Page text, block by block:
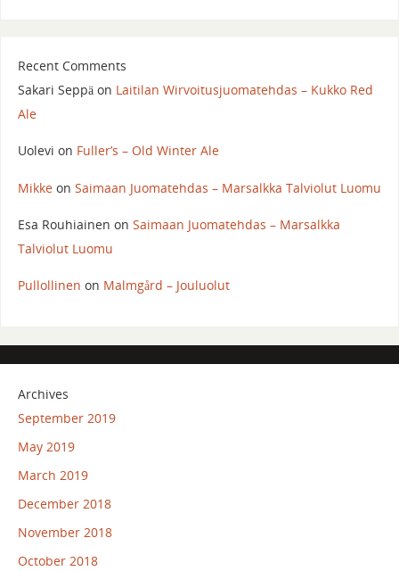
Recent Comments
Sakari Seppäon Laitilan Wirvoitusjuomatehdas – Kukko Red
Ale
Uolevi on Fuller’s – Old Winter Ale
Mikkeon Saimaan Juomatehdas – Marsalkka Talviolut Luomu
Esa Rouhiainen on Saimaan Juomatehdas – Marsalkka
Talviolut Luomu
Pullollinen on Malmgård – Jouluolut
Archives
September 2019
May 2019
March 2019
December 2018
November 2018
October 2018